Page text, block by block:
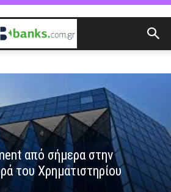
από σήμερα στην
του Χρηματιστηρίου